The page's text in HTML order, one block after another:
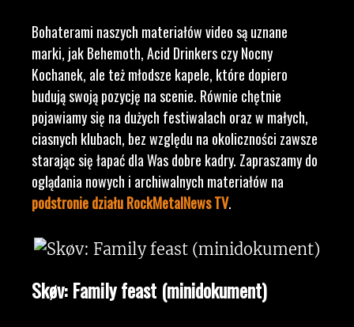
Bohaterami naszych materiałów video są uznane
marki, jak Behemoth, Acid Drinkers czy Nocny
Kochanek, ale też młodsze kapele, które dopiero
budują swoją pozycję na scenie. Równie chętnie
pojawiamy się na dużych festiwalach oraz w małych,
ciasnych klubach, bez względu na okoliczności zawsze
starając się łapać dla Was dobre kadry. Zapraszamy do
oglądania nowych i archiwalnych materiałów na
podstronie działu RockMetalNews TV.
Skøv: Family feast (minidokument)